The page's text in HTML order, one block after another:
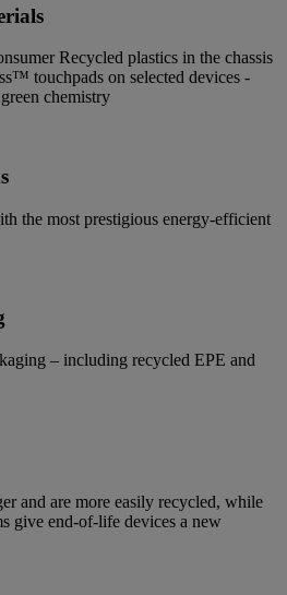
Recycled plastics in the chassis
touchpads on selected devices -
chemistry
the most prestigious energy-efficient
– including recycled EPE and
and are more easily recycled, while
give end-of-life devices a new